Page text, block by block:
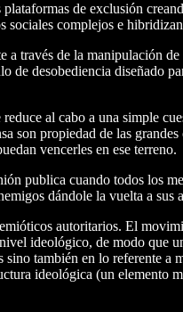
de exclusión
sociales complejos e
a través de la manipulación
de desobediencia diseñado
al cabo a una simple
son propiedad de las
vencerles en ese terreno.
publica cuando todos los
dándole la vuelta a sus
autoritarios. El
ideológico, de modo que
también en lo referente a
ideológica (un elemento